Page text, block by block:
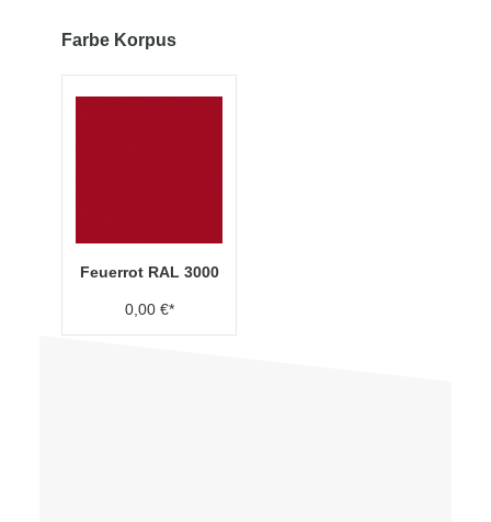
Farbe Korpus
Feuerrot RAL 3000
0,00 €*